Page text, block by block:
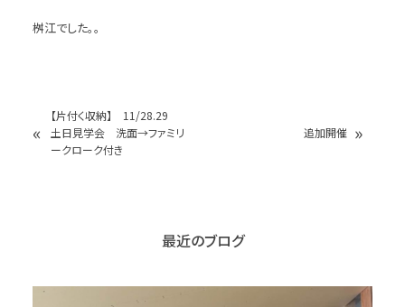
桝江でした。。
«
【片付く収納】 11/28.29
土日見学会 洗面→ファミリ
ークローク付き
追加開催 »
最近のブログ